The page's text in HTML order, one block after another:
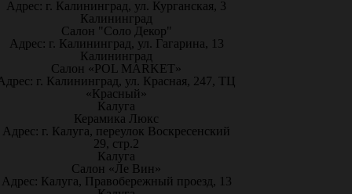
Адрес: г. Калининград, ул. Курганская, 3
Калининград
Салон "Соло Декор"
Адрес: г. Калининград, ул. Гагарина, 13
Калининград
Салон «POL MARKET»
г. Калининград, ул. Красная, 247, ТЦ
«Красный»
Калуга
Керамика Люкс
Адрес: г. Калуга, переулок Воскресенский
29, стр.2
Калуга
Салон «Ле Вин»
Адрес: Калуга, Правобережный проезд, 13